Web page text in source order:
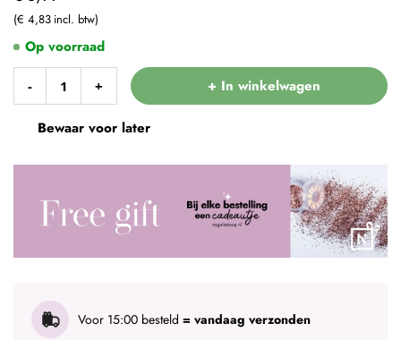
€ 4,83
- + + In winkelwagen
Bewaar voor later
Voor 15:00 besteld = vandaag verzonden
Op voorraad